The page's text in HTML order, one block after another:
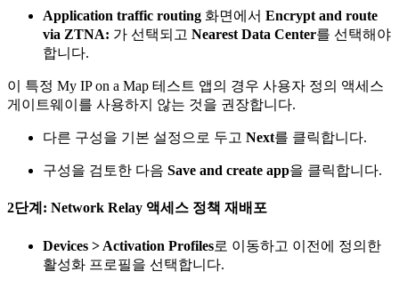
Application traffic routing 화면에서 Encrypt and route
via ZTNA: 가 선택되고 Nearest Data Center를 선택해야
합니다.
이 특정 My IP on a Map 테스트 앱의 경우 사용자 정의 액세스
게이트웨이를 사용하지 않는 것을 권장합니다.
다른 구성을 기본 설정으로 두고 Next를 클릭합니다.
구성을 검토한 다음 Save and create app을 클릭합니다.
2단계: Network Relay 액세스 정책 재배포
Devices > Activation Profiles로 이동하고 이전에 정의한
활성화 프로필을 선택합니다.